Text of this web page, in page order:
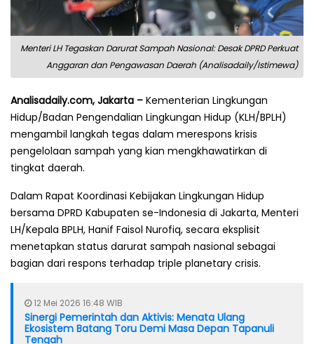
Menteri LH Tegaskan Darurat Sampah Nasional: Desak DPRD Perkuat
Anggaran dan Pengawasan Daerah (Analisadaily/Istimewa)
Analisadaily.com, Jakarta – Kementerian Lingkungan
Hidup/Badan Pengendalian Lingkungan Hidup (KLH/BPLH)
mengambil langkah tegas dalam merespons krisis
pengelolaan sampah yang kian mengkhawatirkan di
tingkat daerah.
Dalam Rapat Koordinasi Kebijakan Lingkungan Hidup
bersama DPRD Kabupaten se-Indonesia di Jakarta, Menteri
LH/Kepala BPLH, Hanif Faisol Nurofiq, secara eksplisit
menetapkan status darurat sampah nasional sebagai
bagian dari respons terhadap triple planetary crisis.
12 Mei 2026 16:48 WIB
Sinergi Pemerintah dan Aktivis: Menata Ulang
Ekosistem Batang Toru Demi Masa Depan Tapanuli
Tengah